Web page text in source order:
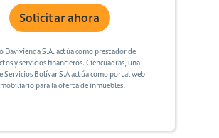
Solicitar ahora
Davivienda S.A. actúa como prestador de
y servicios financieros. Ciencuadras, una
Servicios Bolívar S.A actúa como portal web
para la oferta de inmuebles.